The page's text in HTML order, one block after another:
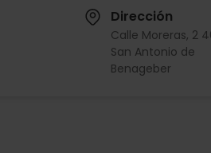
Dirección
Calle Moreras, 2
San Antonio de
Benageber